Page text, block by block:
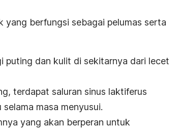
yang berfungsi sebagai pelumas serta
puting dan kulit di sekitarnya dari lecet
terdapat saluran sinus laktiferus
masa menyusui.
yang akan berperan untuk